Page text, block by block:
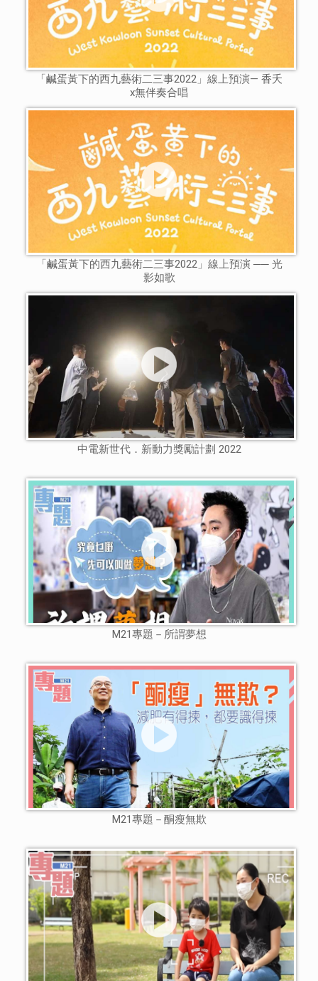
「鹹蛋黃下的西九藝術二三事2022」線上預演— 香夭
x無伴奏合唱
「鹹蛋黃下的西九藝術二三事2022」線上預演 ── 光
影如歌
中電新世代．新動力獎勵計劃 2022
M21專題－所謂夢想
M21專題－酮瘦無欺